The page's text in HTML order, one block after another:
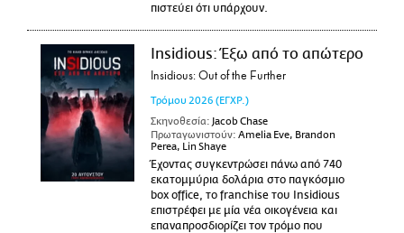
πιστεύει ότι υπάρχουν.
Insidious: Έξω από το απώτερο
Insidious: Out of the Further
Τρόμου 2026 (ΕΓΧΡ.)
Σκηνοθεσία: Jacob Chase
Πρωταγωνιστούν: Amelia Eve, Brandon
Perea, Lin Shaye
Έχοντας συγκεντρώσει πάνω από 740
εκατομμύρια δολάρια στο παγκόσμιο
box office, το franchise του Insidious
επιστρέφει με μία νέα οικογένεια και
επαναπροσδιορίζει τον τρόμο που